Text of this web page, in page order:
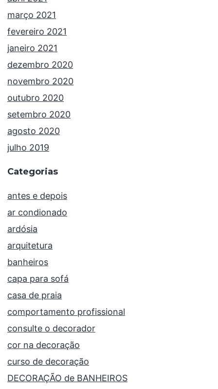
março 2021
fevereiro 2021
janeiro 2021
dezembro 2020
novembro 2020
outubro 2020
setembro 2020
agosto 2020
julho 2019
Categorias
antes e depois
ar condionado
ardósia
arquitetura
banheiros
capa para sofá
casa de praia
comportamento profissional
consulte o decorador
cor na decoração
curso de decoração
DECORAÇÃO de BANHEIROS